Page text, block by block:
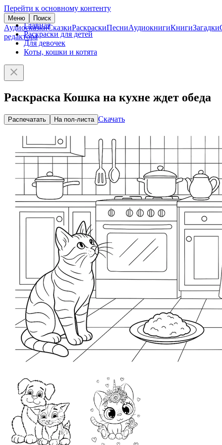
Перейти к основному контенту
Меню Поиск
АудиосказкиСказкиРаскраскиПесниАудиокнигиКнигиЗагадки
редактора
Главная
Раскраски для детей
Для девочек
Коты, кошки и котята
Раскраска Кошка на кухне ждет обеда
Распечатать На пол-листа Скачать